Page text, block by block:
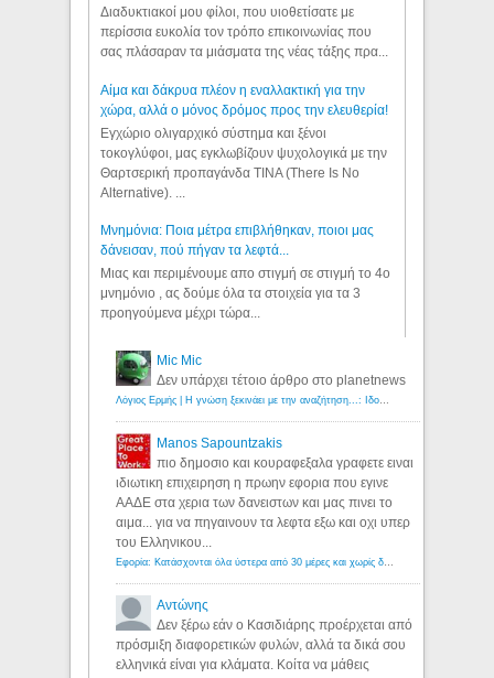
Διαδυκτιακοί μου φίλοι, που υιοθετίσατε με
περίσσια ευκολία τον τρόπο επικοινωνίας που
σας πλάσαραν τα μιάσματα της νέας τάξης πρα...
Αίμα και δάκρυα πλέον η εναλλακτική για την
χώρα, αλλά ο μόνος δρόμος προς την ελευθερία!
Εγχώριο ολιγαρχικό σύστημα και ξένοι
τοκογλύφοι, μας εγκλωβίζουν ψυχολογικά με την
Θαρτσερική προπαγάνδα TINA (There Is No
Alternative). ...
Μνημόνια: Ποια μέτρα επιβλήθηκαν, ποιοι μας
δάνεισαν, πού πήγαν τα λεφτά...
Μιας και περιμένουμε απο στιγμή σε στιγμή το 4ο
μνημόνιο , ας δούμε όλα τα στοιχεία για τα 3
προηγούμενα μέχρι τώρα...
Mic Mic
Δεν υπάρχει τέτοιο άρθρο στο planetnews
Λόγιος Ερμής | Η γνώση ξεκινάει με την αναζήτηση...: Ιδού οι 18 που χρωστούν 11 δις ευρώ!
Manos Sapountzakis
πιο δημοσιο και κουραφεξαλα γραφετε ειναι
ιδιωτικη επιχειρηση η πρωην εφορια που εγινε
ΑΑΔΕ στα χερια των δανειστων και μας πινει το
αιμα... για να πηγαινουν τα λεφτα εξω και οχι υπερ
του Ελληνικου...
Εφορία: Κατάσχονται όλα ύστερα από 30 μέρες και χωρίς δικαστικές αποφάσεις - Λόγιος Ερμής
Αντώνης
Δεν ξέρω εάν ο Κασιδιάρης προέρχεται από
πρόσμιξη διαφορετικών φυλών, αλλά τα δικά σου
ελληνικά είναι για κλάματα. Κοίτα να μάθεις